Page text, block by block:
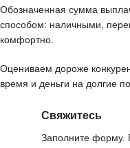
Обозначенная сумма
способом: наличными,
комфортно.
Оцениваем дороже
время и деньги на долгие
Свяжитесь
Заполните форму.